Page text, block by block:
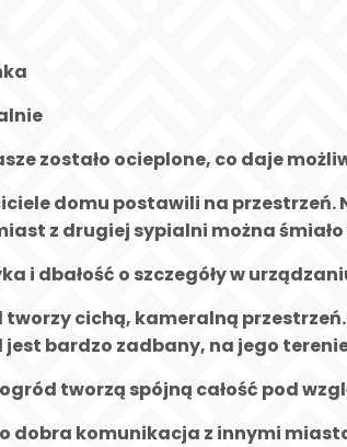
zostało ocieplone, co daje
domu postawili na
z drugiej sypialni można
i dbałość o szczegóły w
tworzy cichą, kameralną
jest bardzo zadbany, na jego
tworzą spójną całość pod
dobra komunikacja z innymi